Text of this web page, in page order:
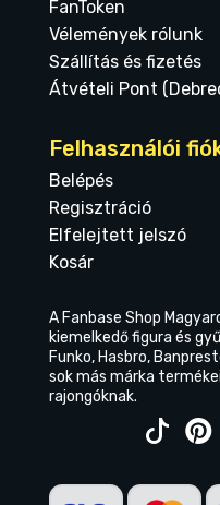
FanToken
Vélemények rólunk
Szállítás és fizetés
Átvételi Pont
Felhasználói
Belépés
Regisztráció
Elfelejtett jelszó
Kosár
A Fanbase Shop
kiemelkedő figura és
Funko, Hasbro,
sok más márka
rajongóknak.